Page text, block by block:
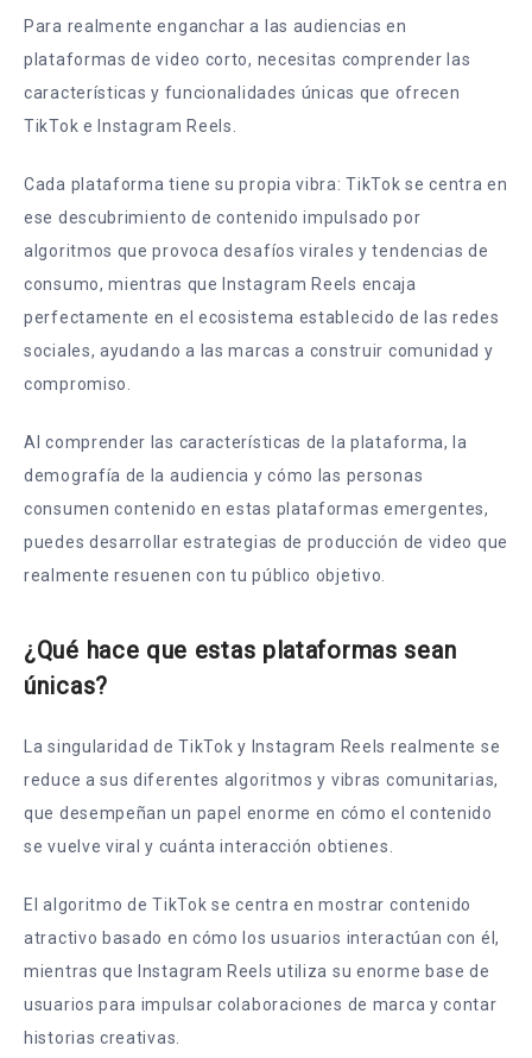
Para realmente enganchar a las audiencias en
plataformas de video corto, necesitas comprender las
características y funcionalidades únicas que ofrecen
TikTok e Instagram Reels.
Cada plataforma tiene su propia vibra: TikTok se centra en
ese descubrimiento de contenido impulsado por
algoritmos que provoca desafíos virales y tendencias de
consumo, mientras que Instagram Reels encaja
perfectamente en el ecosistema establecido de las redes
sociales, ayudando a las marcas a construir comunidad y
compromiso.
Al comprender las características de la plataforma, la
demografía de la audiencia y cómo las personas
consumen contenido en estas plataformas emergentes,
puedes desarrollar estrategias de producción de video que
realmente resuenen con tu público objetivo.
¿Qué hace que estas plataformas sean
únicas?
La singularidad de TikTok y Instagram Reels realmente se
reduce a sus diferentes algoritmos y vibras comunitarias,
que desempeñan un papel enorme en cómo el contenido
se vuelve viral y cuánta interacción obtienes.
El algoritmo de TikTok se centra en mostrar contenido
atractivo basado en cómo los usuarios interactúan con él,
mientras que Instagram Reels utiliza su enorme base de
usuarios para impulsar colaboraciones de marca y contar
historias creativas.